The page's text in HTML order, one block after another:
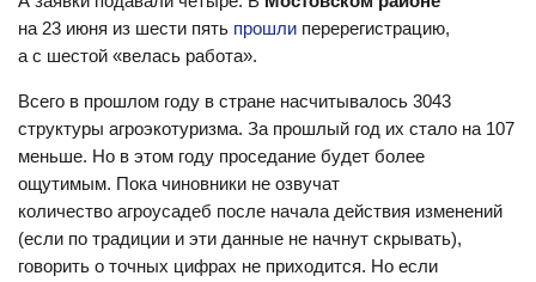
на 23 июня из шести пять прошли перерегистрацию,
а с шестой «велась работа».
Всего в прошлом году в стране насчитывалось 3043
структуры агроэкотуризма. За прошлый год их стало на 107
меньше. Но в этом году проседание будет более
ощутимым. Пока чиновники не озвучат
количество агроусадеб после начала действия изменений
(если по традиции и эти данные не начнут скрывать),
говорить о точных цифрах не приходится. Но если